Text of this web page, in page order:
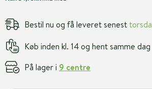
Bestil nu og få leveret senest
Køb inden kl. 14 og hent samme dag
På lager i 9 centre